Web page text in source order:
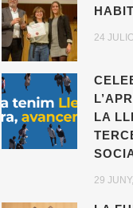
24
LA
29